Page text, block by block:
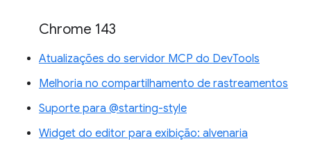
Chrome 143
Atualizações do servidor MCP do DevTools
Melhoria no compartilhamento de rastreamentos
Suporte para @starting-style
Widget do editor para exibição: alvenaria